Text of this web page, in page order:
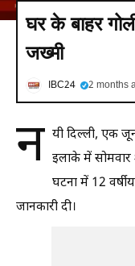
घर के बाहर
जख्मी
IBC24 2 months
न यी दिल्ली, एक
इलाके में सोमवार
घटना में 12
जानकारी दी।